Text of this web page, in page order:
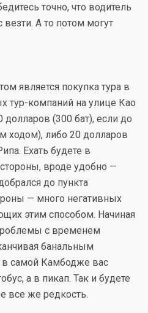
точно, что водитель
везти. А то потом могут
является покупка тура в
тур-компаний на улице Као
долларов (300 бат), если до
ходом), либо 20 долларов
Ехать будете в
вроде удобно —
до пункта
— много негативных
этим способом. Начиная
с временем
банальным
в самой Камбодже вас
а в пикап. Так и будете
все же редкость.